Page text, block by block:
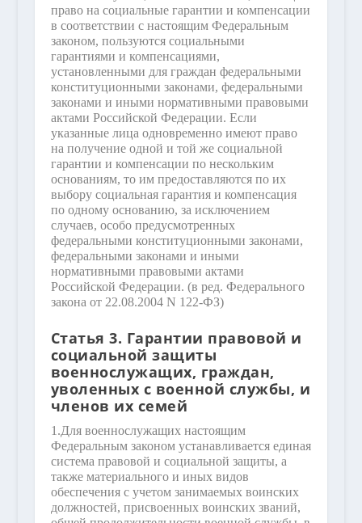
право на социальные гарантии и компенсации
в соответствии с настоящим Федеральным
законом, пользуются социальными
гарантиями и компенсациями,
установленными для граждан федеральными
конституционными законами, федеральными
законами и иными нормативными правовыми
актами Российской Федерации. Если
указанные лица одновременно имеют право
на получение одной и той же социальной
гарантии и компенсации по нескольким
основаниям, то им предоставляются по их
выбору социальная гарантия и компенсация
по одному основанию, за исключением
случаев, особо предусмотренных
федеральными конституционными законами,
федеральными законами и иными
нормативными правовыми актами
Российской Федерации. (в ред. Федерального
закона от 22.08.2004 N 122-ФЗ)
Статья 3. Гарантии правовой и
социальной защиты
военнослужащих, граждан,
уволенных с военной службы, и
членов их семей
1.Для военнослужащих настоящим
Федеральным законом устанавливается единая
система правовой и социальной защиты, а
также материального и иных видов
обеспечения с учетом занимаемых воинских
должностей, присвоенных воинских званий,